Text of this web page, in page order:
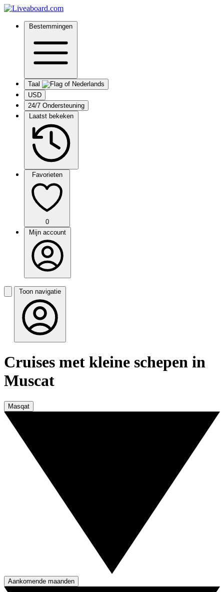
Bestemmingen
Taal
USD
24/7 Ondersteuning
Laatst bekeken
Favorieten
0
Mijn account
Toon navigatie
Cruises met kleine schepen in
Muscat
Masqat
Aankomende maanden